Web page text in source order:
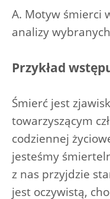
A. Motyw śmierci
analizy
Przykład
Śmierć jest
towarzyszącym
codziennej
jesteśmy
z nas przyjdzie
jest oczywistą,